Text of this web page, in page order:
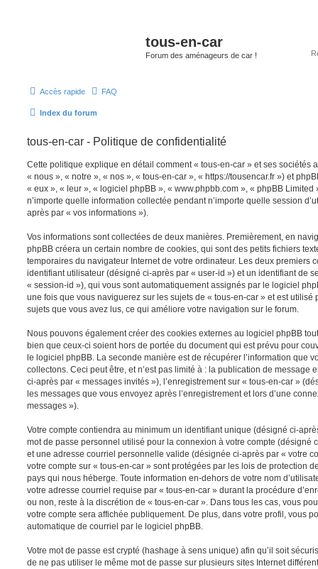
tous-en-car
Forum des aménageurs de car !
Accès rapide FAQ
Index du forum
tous-en-car - Politique de confidentialité
Cette politique explique en détail comment « tous-en-car » et ses sociétés
« nous », « notre », « nos », « tous-en-car », « https://tousencar.fr ») et
« eux », « leur », « logiciel phpBB », « www.phpbb.com », « phpBB
n’importe quelle information collectée pendant n’importe quelle session
après par « vos informations »).
Vos informations sont collectées de deux manières. Premièrement, en
phpBB créera un certain nombre de cookies, qui sont des petits fichiers
temporaires du navigateur Internet de votre ordinateur. Les deux premiers
identifiant utilisateur (désigné ci-après par « user-id ») et un identifiant de
« session-id »), qui vous sont automatiquement assignés par le logiciel
une fois que vous naviguerez sur les sujets de « tous-en-car » et est utilisé
sujets que vous avez lus, ce qui améliore votre navigation sur le forum.
Nous pouvons également créer des cookies externes au logiciel phpBB
bien que ceux-ci soient hors de portée du document qui est prévu pour
le logiciel phpBB. La seconde manière est de récupérer l’information que
collectons. Ceci peut être, et n’est pas limité à : la publication de message
ci-après par « messages invités »), l’enregistrement sur « tous-en-car »
les messages que vous envoyez après l’enregistrement et lors d’une
messages »).
Votre compte contiendra au minimum un identifiant unique (désigné ci-
mot de passe personnel utilisé pour la connexion à votre compte (désigné
et une adresse courriel personnelle valide (désignée ci-après par « votre
votre compte sur « tous-en-car » sont protégées par les lois de protection
pays qui nous héberge. Toute information en-dehors de votre nom
votre adresse courriel requise par « tous-en-car » durant la procédure
ou non, reste à la discrétion de « tous-en-car ». Dans tous les cas, vous
votre compte sera affichée publiquement. De plus, dans votre profil, vous
automatique de courriel par le logiciel phpBB.
Votre mot de passe est crypté (hashage à sens unique) afin qu’il soit
de ne pas utiliser le même mot de passe sur plusieurs sites Internet